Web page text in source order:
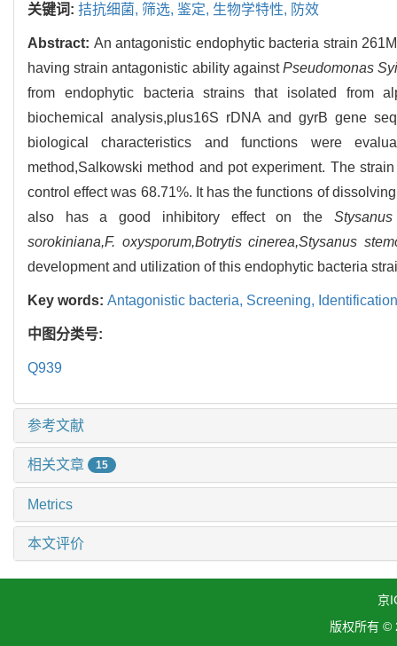
关键词: 拮抗细菌, 筛选, 鉴定, 生物学特性, 防效
Abstract: An antagonistic endophytic bacteria strain
having strain antagonistic ability againstPseudomonas
from endophytic bacteria strains that isolated from
biochemical analysis,plus16S rDNA and gyrB gene
biological characteristics and functions were
method,Salkowski method and pot experiment. The
control effect was 68.71%. It has the functions of
also has a good inhibitory effect on the
sorokiniana,F. oxysporum,Botrytis cinerea,Stysanus
development and utilization of this endophytic bacteria
Key words: Antagonistic bacteria, Screening,
中图分类号:
Q939
参考文献
相关文章 15
Metrics
本文评价
京
版权所有 ©